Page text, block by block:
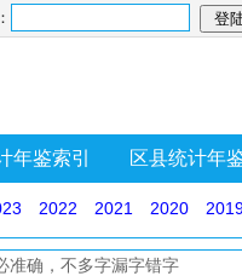
年鉴索引 区县统计年
2022 2021 2020